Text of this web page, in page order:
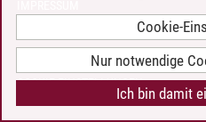
BARRIEREFREIHEIT
COOKIE-EINSTELLUNGEN
Cookie-
Nur notwendige
Ich bin damit